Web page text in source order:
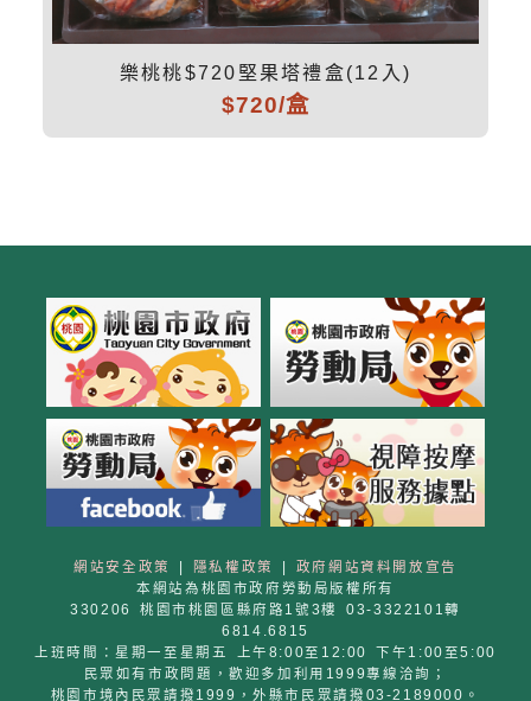
樂桃桃$720堅果塔禮盒(12入)
$720/盒
網站安全政策 隱私權政策
政府網站資料開放宣告
本網站為桃園市政府勞動局版權所有
330206 桃園市桃園區縣府路1號3樓 03-3322101轉
6814.6815
上班時間：星期一至星期五 上午8:00至12:00 下午1:00至5:00
民眾如有市政問題，歡迎多加利用1999專線洽詢；
桃園市境內民眾請撥1999，外縣市民眾請撥03-2189000。